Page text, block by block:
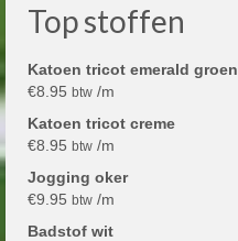
Top stoffen
Katoen tricot emerald groen
€8.95 btw /m
Katoen tricot creme
€8.95 btw /m
Jogging oker
€9.95 btw /m
Badstof wit